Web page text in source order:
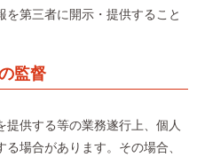
を第三者に開示・提供すること
監督
提供する等の業務遂行上、個人
場合があります。その場合、